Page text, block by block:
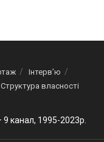
Інтерв’ю
Структура власності
канал, 1995-2023р.